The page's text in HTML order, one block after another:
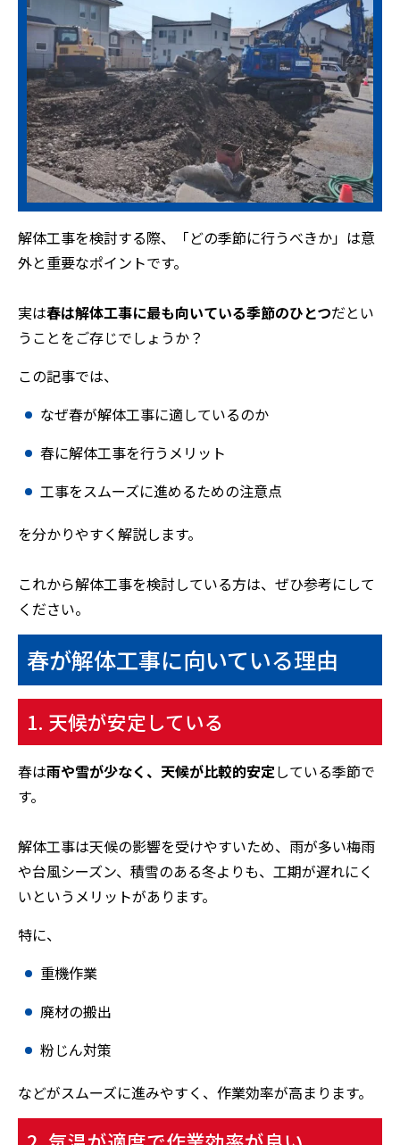
解体工事を検討する際、「どの季節に行うべきか」は意
外と重要なポイントです。
実は春は解体工事に最も向いている季節のひとつだとい
うことをご存じでしょうか？
この記事では、
なぜ春が解体工事に適しているのか
春に解体工事を行うメリット
工事をスムーズに進めるための注意点
を分かりやすく解説します。
これから解体工事を検討している方は、ぜひ参考にして
ください。
春が解体工事に向いている理由
1. 天候が安定している
春は雨や雪が少なく、天候が比較的安定している季節で
す。
解体工事は天候の影響を受けやすいため、雨が多い梅雨
や台風シーズン、積雪のある冬よりも、工期が遅れにく
いというメリットがあります。
特に、
重機作業
廃材の搬出
粉じん対策
などがスムーズに進みやすく、作業効率が高まります。